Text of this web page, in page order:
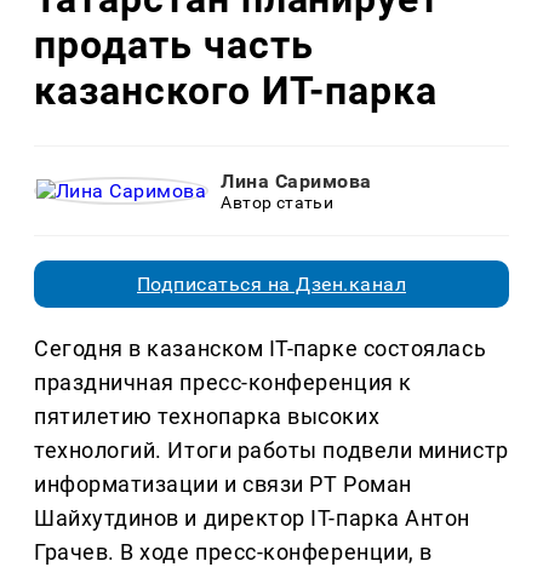
продать часть
казанского ИТ-парка
Лина Саримова
Автор статьи
Подписаться на Дзен.канал
Сегодня в казанском IT-парке состоялась
праздничная пресс-конференция к
пятилетию технопарка высоких
технологий. Итоги работы подвели министр
информатизации и связи РТ Роман
Шайхутдинов и директор IT-парка Антон
Грачев. В ходе пресс-конференции, в